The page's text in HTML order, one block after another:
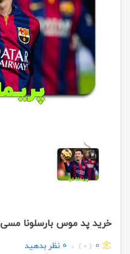
خرید پد موس بارسلونا مسی
0
( 0 )
0 نظر بدهید